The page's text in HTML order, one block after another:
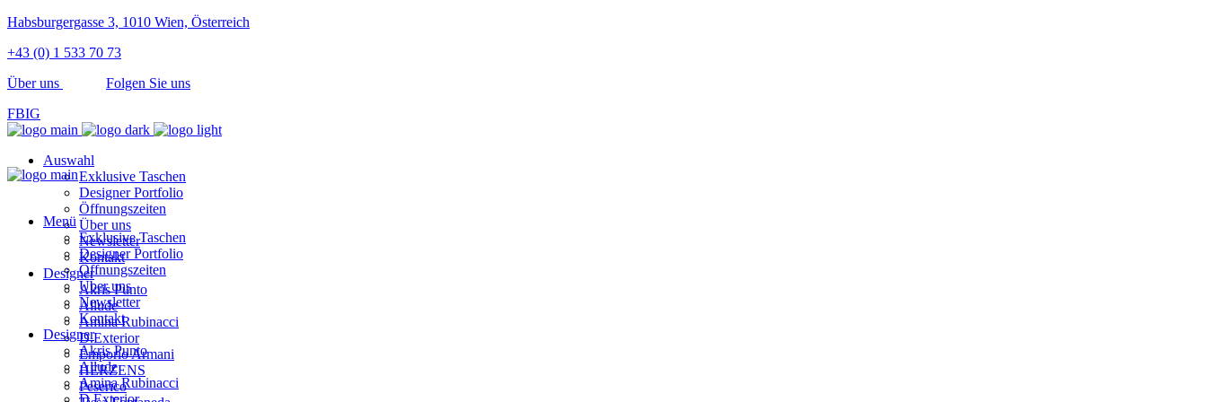
Habsburgergasse 3, 1010 Wien, Österreich
+43 (0) 1 533 70 73
Über uns
Folgen Sie uns
FBIG
Auswahl
Exklusive Taschen
Designer Portfolio
Öffnungszeiten
Über uns
Newsletter
Kontakt
Designer
Akris Punto
Allude
Amina Rubinacci
D.Exterior
Emporio Armani
HERZENS
Peserico
Menü
Exklusive Taschen
Designer Portfolio
Öffnungszeiten
Über uns
Newsletter
Kontakt
Designer
Akris Punto
Allude
Amina Rubinacci
D.Exterior